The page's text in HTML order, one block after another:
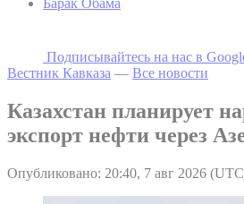
Подписывайтесь на наc в
Вестник Кавказа — Все новости
Казахстан планирует
экспорт нефти через
Опубликовано: 20:40, 7 авг 2026